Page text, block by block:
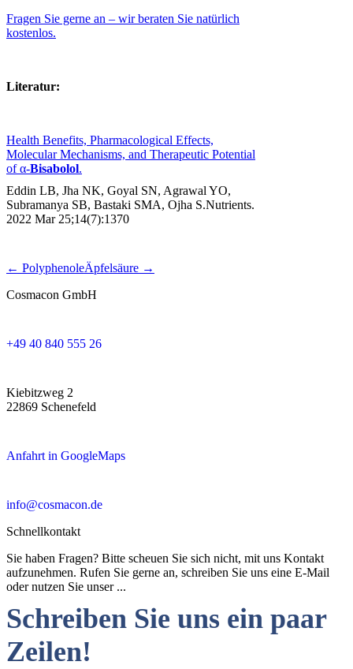
Fragen Sie gerne an – wir beraten Sie natürlich
kostenlos.
Literatur:
Health Benefits, Pharmacological Effects,
Molecular Mechanisms, and Therapeutic Potential
of α-Bisabolol.
Eddin LB, Jha NK, Goyal SN, Agrawal YO,
Subramanya SB, Bastaki SMA, Ojha S.Nutrients.
2022 Mar 25;14(7):1370
← PolyphenoleÄpfelsäure →
Cosmacon GmbH
+49 40 840 555 26
Kiebitzweg 2
22869 Schenefeld
Anfahrt in GoogleMaps
info@cosmacon.de
Schnellkontakt
Sie haben Fragen? Bitte scheuen Sie sich nicht, mit uns Kontakt
aufzunehmen. Rufen Sie gerne an, schreiben Sie uns eine E-Mail
oder nutzen Sie unser ...
Schreiben Sie uns ein paar
Zeilen!